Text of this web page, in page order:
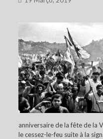
anniversaire de la fête de la
le cessez-le-feu suite à la